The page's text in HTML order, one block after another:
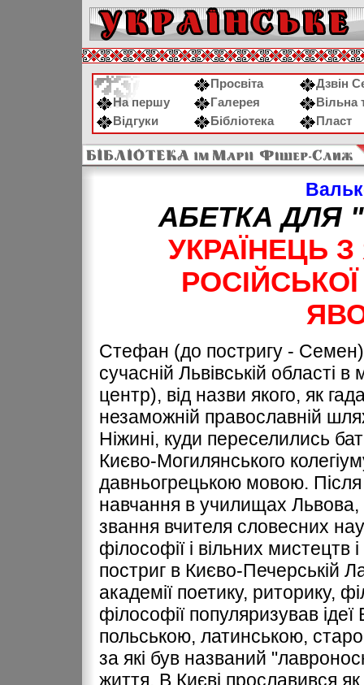
Просвіта
Дзвін
На першу
Галерея
Вільна
Відгуки
Бібліотека Пласт
АБЕТКА ДЛЯ
УКРАЇНЕЦЬ
Стефан (до постригу -
сучасній Львівській області
центр), від назви якого, як
незаможній православній
Ніжині, куди переселились
Києво-Могилянського
давньогрецькою мовою. Після
навчання в училищах
звання вчителя словесних
філософії і вільних
постриг в Києво-Печерській
академії поетику, риторику,
філософії популяризував
польською, латинською,
за які був названий
життя. В Києві прославився